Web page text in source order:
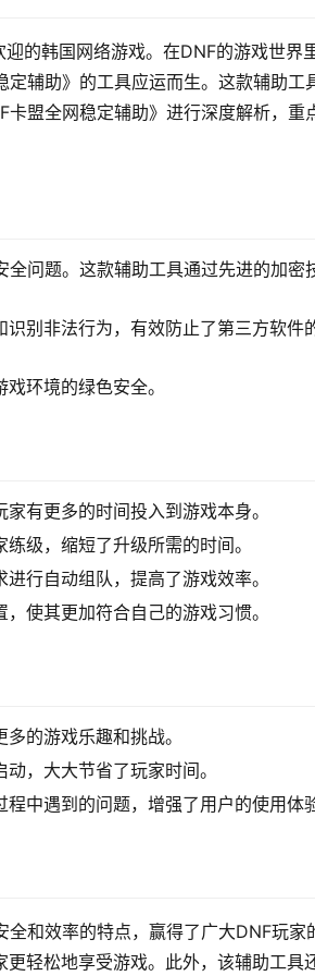
的韩国网络游戏。在DNF的游戏世界里
辅助》的工具应运而生。这款辅助工
盟全网稳定辅助》进行深度解析，重
问题。这款辅助工具通过先进的加密
别非法行为，有效防止了第三方软件
环境的绿色安全。
有更多的时间投入到游戏本身。
级，缩短了升级所需的时间。
行自动组队，提高了游戏效率。
使其更加符合自己的游戏习惯。
的游戏乐趣和挑战。
，大大节省了玩家时间。
中遇到的问题，增强了用户的使用体验
和效率的特点，赢得了广大DNF玩家
轻松地享受游戏。此外，该辅助工具